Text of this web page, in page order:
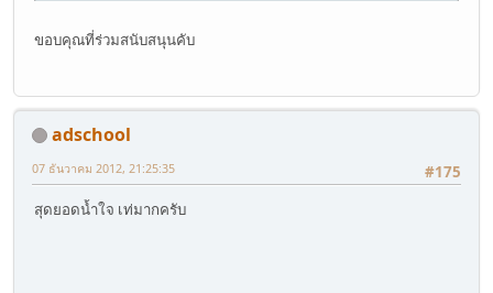
ขอบคุณที่ร่วมสนับสนุนคับ
adschool
#175
07 ธันวาคม 2012, 21:25:35
สุดยอดน้ำใจ เท่มากครับ